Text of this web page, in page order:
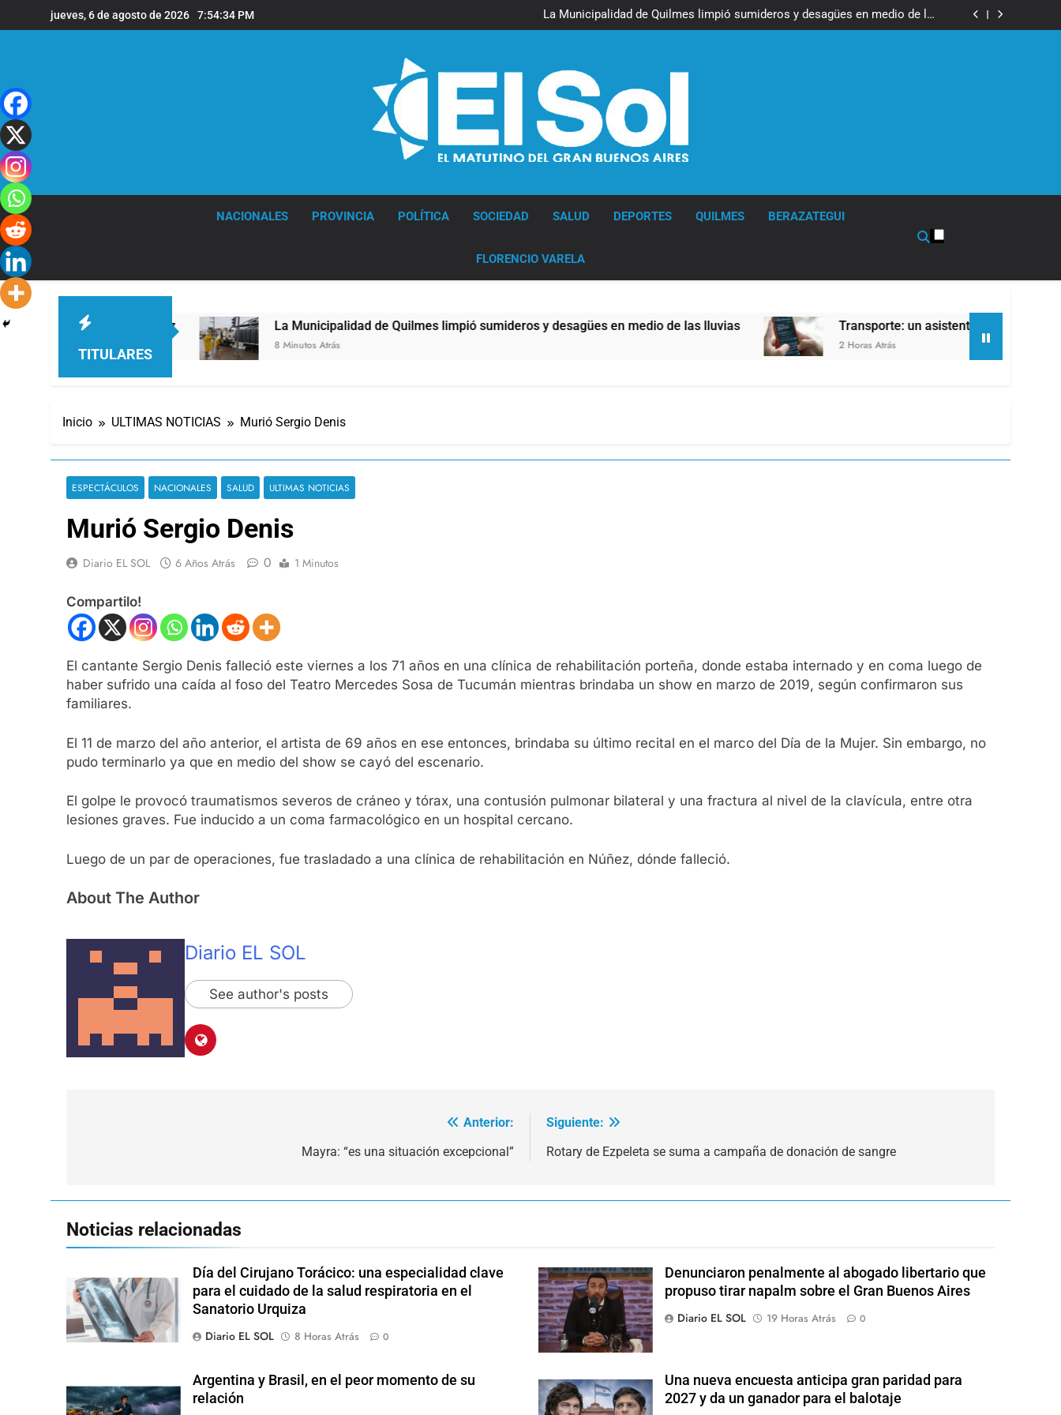
al
jueves, 6 de agosto de 2026 7:54:34 PM
La Municipalidad de Quilmes limpió sumideros y desagües en medio de las
lluvias
Transporte: un asistente virtual para consultar infracciones en segundos
La Municipalidad de Quilmes limpió sumideros y desagües en medio de las
Transporte: un asistente virtual para consultar infracciones en segundos
Una gran convocatoria en la obra teatral «Los Abuelos No Mienten»
NACIONALES PROVINCIA POLÍTICA SOCIEDAD SALUD DEPORTES QUILMES BERAZATEGUI
FLORENCIO VARELA
TITULARES
de Vicente López La Municipalidad de Quilmes limpió sumideros y desagües en medio de las lluvias
8 Minutos Atrás
Transporte: un asistente virtual para
2 Horas Atrás
Inicio ULTIMAS NOTICIAS Murió Sergio Denis
ESPECTÁCULOS NACIONALES SALUD ULTIMAS NOTICIAS
Murió Sergio Denis
Diario EL SOL 6 Años Atrás 0 1 Minutos
Compartilo!
El cantante Sergio Denis falleció este viernes a los 71 años en una clínica de rehabilitación porteña, donde estaba internado y en coma luego de
haber sufrido una caída al foso del Teatro Mercedes Sosa de Tucumán mientras brindaba un show en marzo de 2019, según confirmaron sus
familiares.
El 11 de marzo del año anterior, el artista de 69 años en ese entonces, brindaba su último recital en el marco del Día de la Mujer. Sin embargo, no
pudo terminarlo ya que en medio del show se cayó del escenario.
El golpe le provocó traumatismos severos de cráneo y tórax, una contusión pulmonar bilateral y una fractura al nivel de la clavícula, entre otra
lesiones graves. Fue inducido a un coma farmacológico en un hospital cercano.
Luego de un par de operaciones, fue trasladado a una clínica de rehabilitación en Núñez, dónde falleció.
About The Author
Diario EL SOL
See author's posts
Anterior:
Mayra: “es una situación excepcional”
Siguiente:
Rotary de Ezpeleta se suma a campaña de donación de sangre
Noticias relacionadas
Día del Cirujano Torácico: una especialidad clave
para el cuidado de la salud respiratoria en el
Sanatorio Urquiza
Diario EL SOL
8 Horas Atrás 0
Denunciaron penalmente al abogado libertario que
propuso tirar napalm sobre el Gran Buenos Aires
Diario EL SOL
19 Horas Atrás 0
Argentina y Brasil, en el peor momento de su
relación
Una nueva encuesta anticipa gran paridad para
2027 y da un ganador para el balotaje